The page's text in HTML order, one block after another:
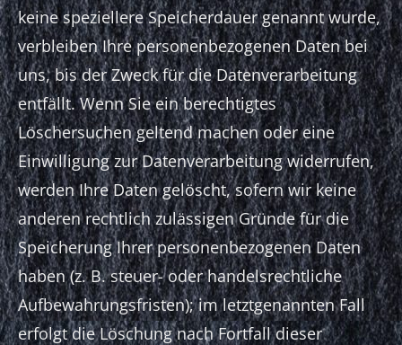
keine speziellere Speicherdauer genannt wurde,
verbleiben Ihre personenbezogenen Daten bei
uns, bis der Zweck für die Datenverarbeitung
entfällt. Wenn Sie ein berechtigtes
Löschersuchen geltend machen oder eine
Einwilligung zur Datenverarbeitung widerrufen,
werden Ihre Daten gelöscht, sofern wir keine
anderen rechtlich zulässigen Gründe für die
Speicherung Ihrer personenbezogenen Daten
haben (z. B. steuer- oder handelsrechtliche
Aufbewahrungsfristen); im letztgenannten Fall
erfolgt die Löschung nach Fortfall dieser